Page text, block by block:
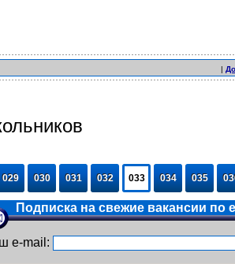
|
029 030 031 032 033 034 035
Подписка на свежие вакансии по
e-mail: